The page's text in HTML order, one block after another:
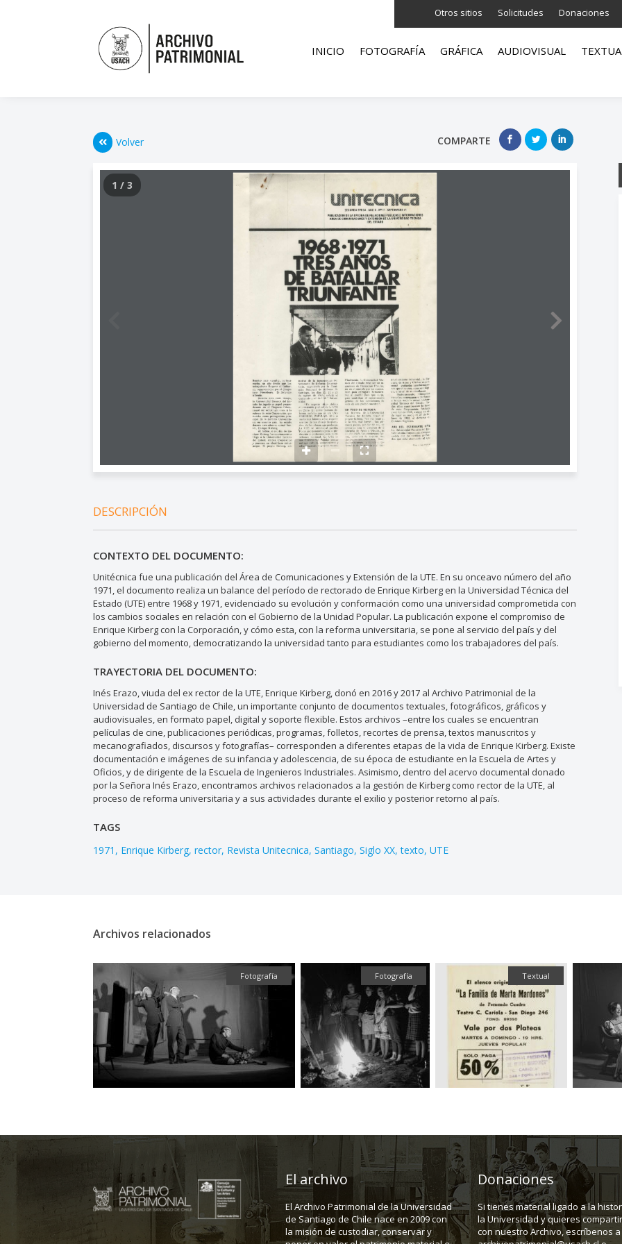
Otros sitios Solicitudes Donaciones
INICIO FOTOGRAFÍA GRÁFICA AUDIOVISUAL
Volver COMPARTE
1 / 3
DESCRIPCIÓN
CONTEXTO DEL DOCUMENTO:
Unitécnica fue una publicación del Área de Comunicaciones y Extensión de la UTE. En su onceavo número del año
1971, el documento realiza un balance del período de rectorado de Enrique Kirberg en la Universidad Técnica del
Estado (UTE) entre 1968 y 1971, evidenciado su evolución y conformación como una universidad comprometida con
los cambios sociales en relación con el Gobierno de la Unidad Popular. La publicación expone el compromiso de
Enrique Kirberg con la Corporación, y cómo esta, con la reforma universitaria, se pone al servicio del país y del
gobierno del momento, democratizando la universidad tanto para estudiantes como los trabajadores del país.
TRAYECTORIA DEL DOCUMENTO:
Inés Erazo, viuda del ex rector de la UTE, Enrique Kirberg, donó en 2016 y 2017 al Archivo Patrimonial de la
Universidad de Santiago de Chile, un importante conjunto de documentos textuales, fotográficos, gráficos y
audiovisuales, en formato papel, digital y soporte flexible. Estos archivos –entre los cuales se encuentran
películas de cine, publicaciones periódicas, programas, folletos, recortes de prensa, textos manuscritos y
mecanografiados, discursos y fotografías– corresponden a diferentes etapas de la vida de Enrique Kirberg. Existe
documentación e imágenes de su infancia y adolescencia, de su época de estudiante en la Escuela de Artes y
Oficios, y de dirigente de la Escuela de Ingenieros Industriales. Asimismo, dentro del acervo documental donado
por la Señora Inés Erazo, encontramos archivos relacionados a la gestión de Kirberg como rector de la UTE, al
proceso de reforma universitaria y a sus actividades durante el exilio y posterior retorno al país.
TAGS
1971 Enrique Kirberg rector Revista Unitecnica Santiago Siglo XX texto UTE
Archivos relacionados
El archivo
El Archivo Patrimonial de la Universidad
de Santiago de Chile nace en 2009 con
la misión de custodiar, conservar y
Donaciones
Si tienes material ligado a la
la Universidad y quieres
con nuestro Archivo, escríbenos a